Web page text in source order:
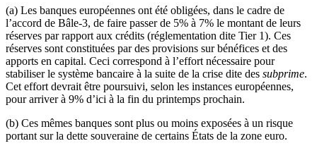
(a) Les banques européennes ont été obligées, dans le cadre de
l’accord de Bâle-3, de faire passer de 5% à 7% le montant de leurs
réserves par rapport aux crédits (réglementation dite Tier 1). Ces
réserves sont constituées par des provisions sur bénéfices et des
apports en capital. Ceci correspond à l’effort nécessaire pour
stabiliser le système bancaire à la suite de la crise dite des subprime.
Cet effort devrait être poursuivi, selon les instances européennes,
pour arriver à 9% d’ici à la fin du printemps prochain.
(b) Ces mêmes banques sont plus ou moins exposées à un risque
portant sur la dette souveraine de certains États de la zone euro.